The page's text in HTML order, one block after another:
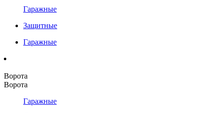
Гаражные
Защитные
Гаражные
Ворота
Ворота
Гаражные